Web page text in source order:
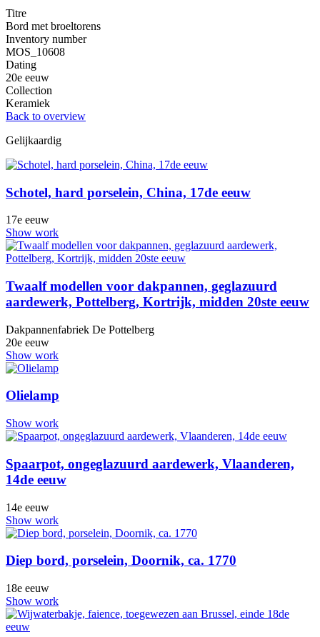
Titre
Bord met broeltorens
Inventory number
MOS_10608
Dating
20e eeuw
Collection
Keramiek
Back to overview
Gelijkaardig
Schotel, hard porselein, China, 17de eeuw
17e eeuw
Show work
Twaalf modellen voor dakpannen, geglazuurd
aardewerk, Pottelberg, Kortrijk, midden 20ste eeuw
Dakpannenfabriek De Pottelberg
20e eeuw
Show work
Olielamp
Show work
Spaarpot, ongeglazuurd aardewerk, Vlaanderen,
14de eeuw
14e eeuw
Show work
Diep bord, porselein, Doornik, ca. 1770
18e eeuw
Show work